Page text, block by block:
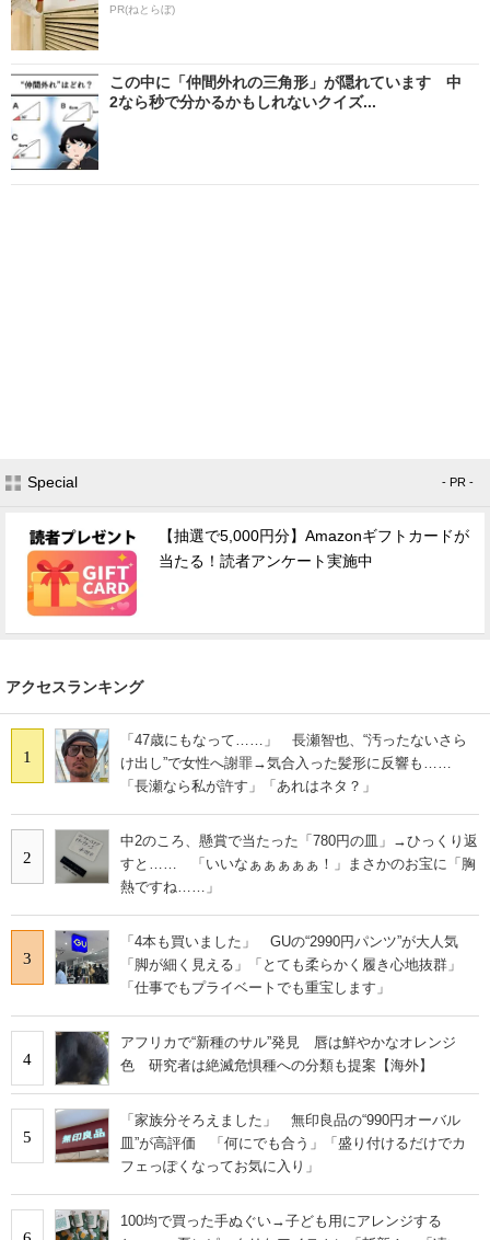
PR(ねとらぼ)
この中に「仲間外れの三角形」が隠れています 中
2なら秒で分かるかもしれないクイズ...
Special - PR -
【抽選で5,000円分】Amazonギフトカードが
当たる！読者アンケート実施中
アクセスランキング
1
「47歳にもなって……」 長瀬智也、“汚ったないさら
け出し”で女性へ謝罪→気合入った髪形に反響も……
「長瀬なら私が許す」「あれはネタ？」
2
中2のころ、懸賞で当たった「780円の皿」→ひっくり返
すと…… 「いいなぁぁぁぁぁ！」まさかのお宝に「胸
熱ですね……」
3
「4本も買いました」 GUの“2990円パンツ”が大人気
「脚が細く見える」「とても柔らかく履き心地抜群」
「仕事でもプライベートでも重宝します」
4
アフリカで“新種のサル”発見 唇は鮮やかなオレンジ
色 研究者は絶滅危惧種への分類も提案【海外】
5
「家族分そろえました」 無印良品の“990円オーバル
皿”が高評価 「何にでも合う」「盛り付けるだけでカ
フェっぽくなってお気に入り」
100均で買った手ぬぐい→子ども用にアレンジする